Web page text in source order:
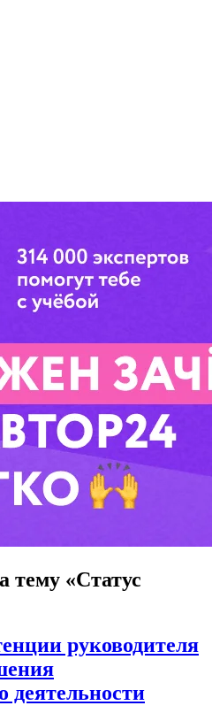
тему «Статус
руководителя
деятельности